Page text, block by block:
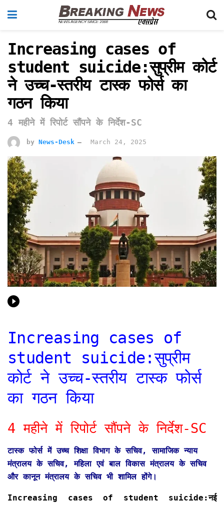
Increasing cases of
student suicide:सुप्रीम कोर्ट
ने उच्च-स्तरीय टास्क फोर्स का
गठन किया
4 महीने में रिपोर्ट सौंपने के निर्देश-SC
by News-Desk March 24, 2025
Increasing cases of
student suicide:सुप्रीम
कोर्ट ने उच्च-स्तरीय टास्क फोर्स
का गठन किया
4 महीने में रिपोर्ट सौंपने के निर्देश-SC
टास्क फोर्स में उच्च शिक्षा विभाग के सचिव, सामाजिक न्याय
मंत्रालय के सचिव, महिला एवं बाल विकास मंत्रालय के सचिव
और कानून मंत्रालय के सचिव भी शामिल होंगे।
Increasing cases of student suicide:नई